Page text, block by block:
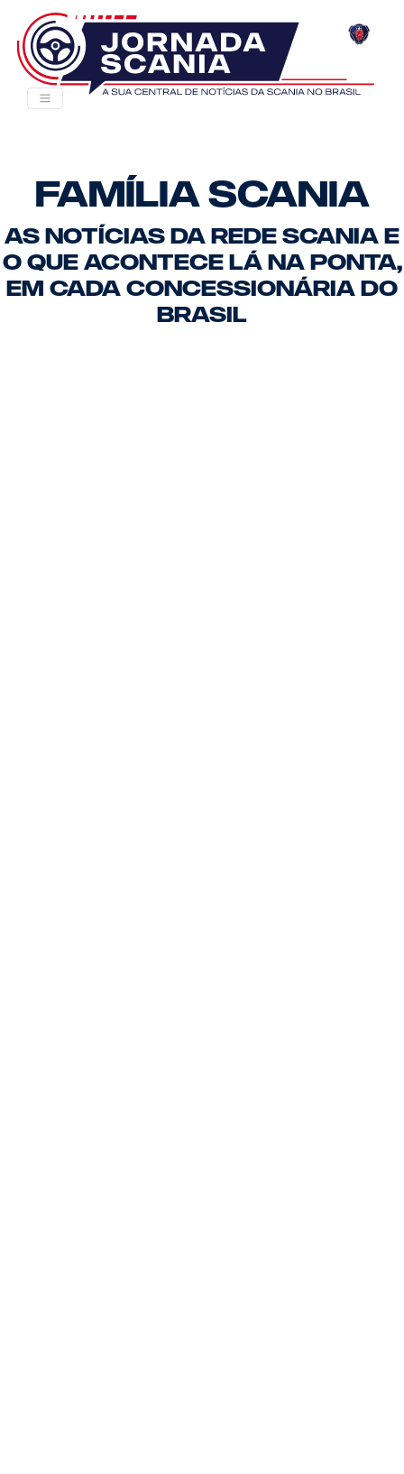
Família Scania
As notícias da Rede Scania e
o que acontece lá na ponta,
em cada concessionária do
Brasil